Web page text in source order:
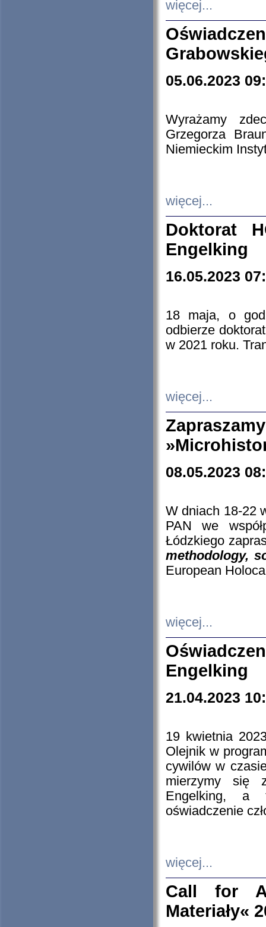
więcej...
05.06.2023
Wyrażamy
Grzegorza
Niemieckim
więcej...
Doktorat
Engelking
16.05.2023
18 maja, o
odbierze
w 2021 roku.
więcej...
08.05.2023
W dniach 18-22
PAN we
Łódzkiego
methodology,
European
więcej...
Engelking
21.04.2023
19 kwietnia
Olejnik w
cywilów w
mierzymy się
Engelking, a
oświadczenie
więcej...
Call for
Materiały«